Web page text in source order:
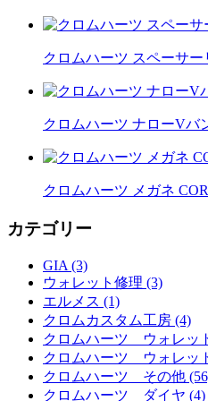
クロムハーツ スペーサ
クロムハーツ ナローVバ
クロムハーツ メガネ
カテゴリー
GIA (3)
ウォレット修理 (3)
エルメス (1)
クロムカスタム工房 (4)
クロムハーツ ウォレッ
クロムハーツ ウォレッ
クロムハーツ その他
クロムハーツ ダイヤ (4)